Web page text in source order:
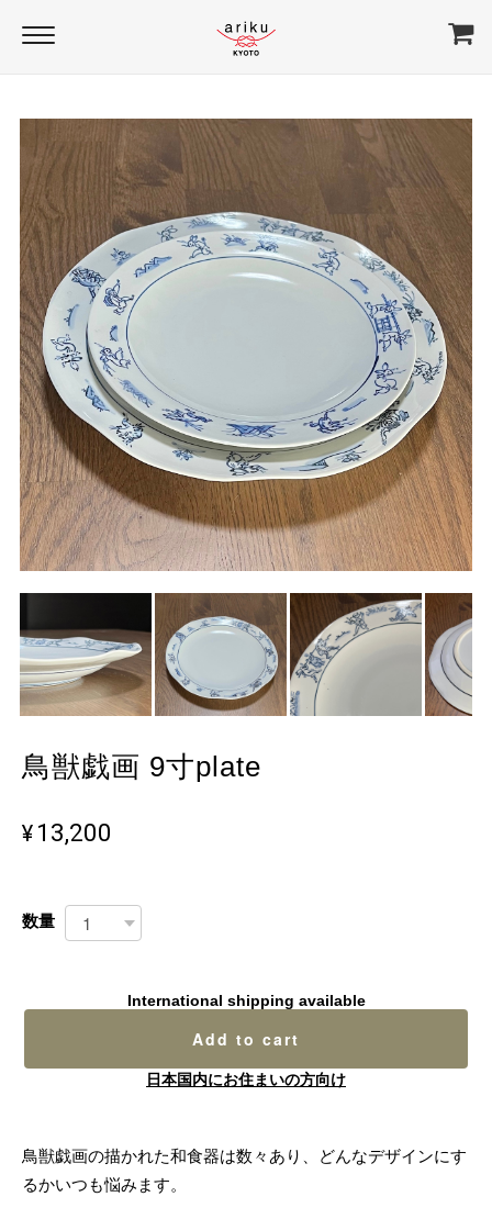
鳥獣戯画 9寸plate
¥13,200
数量
International shipping available
Add to cart
日本国内にお住まいの方向け
鳥獣戯画の描かれた和食器は数々あり、どんなデザインにす
るかいつも悩みます。